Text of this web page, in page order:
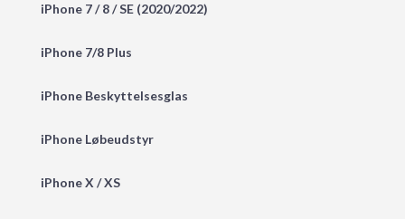
iPhone 7 / 8 / SE (2020/2022)
iPhone 7/8 Plus
iPhone Beskyttelsesglas
iPhone Løbeudstyr
iPhone X / XS